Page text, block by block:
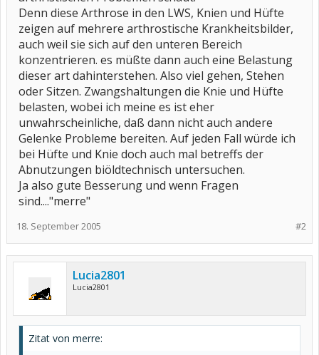
Denn diese Arthrose in den LWS, Knien und Hüfte
zeigen auf mehrere arthrostische Krankheitsbilder,
auch weil sie sich auf den unteren Bereich
konzentrieren. es müßte dann auch eine Belastung
dieser art dahinterstehen. Also viel gehen, Stehen
oder Sitzen. Zwangshaltungen die Knie und Hüfte
belasten, wobei ich meine es ist eher
unwahrscheinliche, daß dann nicht auch andere
Gelenke Probleme bereiten. Auf jeden Fall würde ich
bei Hüfte und Knie doch auch mal betreffs der
Abnutzungen biöldtechnisch untersuchen.
Ja also gute Besserung und wenn Fragen
sind...."merre"
#2
18. September 2005
Lucia2801
Lucia2801
Zitat von merre: